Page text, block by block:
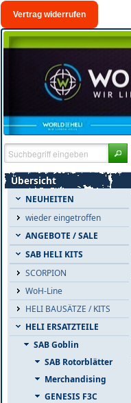
Vertrag widerrufen
Übersicht
NEUHEITEN
wieder eingetroffen
ANGEBOTE / SALE
SAB HELI KITS
SCORPION
WoH-Line
HELI BAUSÄTZE / KITS
HELI ERSATZTEILE
SAB Goblin
SAB Rotorblätter
Merchandising
GENESIS F3C